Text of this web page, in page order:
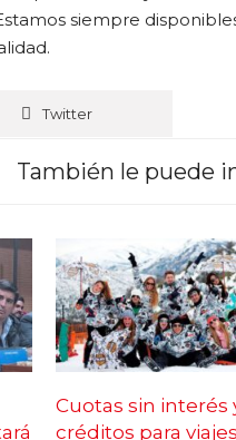
siempre
Twitter
También le puede
Cuotas sin interés
créditos para